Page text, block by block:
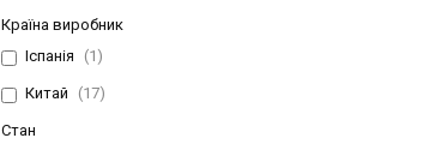
Країна виробник
Іспанія
1
Китай 17
Стан